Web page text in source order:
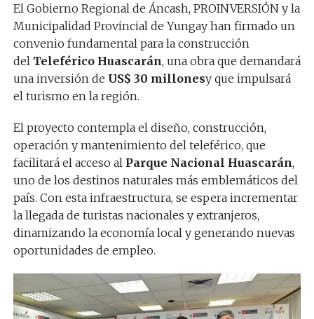
El Gobierno Regional de Áncash, PROINVERSIÓN y la
Municipalidad Provincial de Yungay han firmado un
convenio fundamental para la construcción
del Teleférico Huascarán, una obra que demandará
una inversión de US$ 30 millonesy que impulsará
el turismo en la región.
El proyecto contempla el diseño, construcción,
operación y mantenimiento del teleférico, que
facilitará el acceso al Parque Nacional Huascarán,
uno de los destinos naturales más emblemáticos del
país. Con esta infraestructura, se espera incrementar
la llegada de turistas nacionales y extranjeros,
dinamizando la economía local y generando nuevas
oportunidades de empleo.